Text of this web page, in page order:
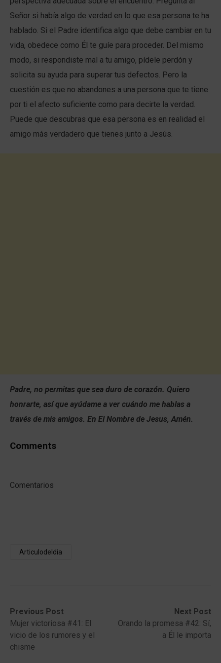
Señor si había algo de verdad en lo que esa persona te ha
hablado. Si el Padre identifica algo que debe cambiar en tu
vida, obedece como Él te guíe para proceder. Del mismo
modo, si respondiste mal a tu amigo, pídele perdón y
solicita su ayuda para superar tus defectos. Pero la
cuestión es que no abandones a una persona que te tiene
por ti el afecto suficiente como para decirte la verdad.
Puede que descubras que esa persona es en realidad el
amigo más verdadero que tienes junto a Jesús.
Padre, no permitas que sea duro de corazón. Quiero
honrarte, así que ayúdame a ver cuándo me hablas a
través de mis amigos. En El Nombre de Jesus, Amén.
Comments
Comentarios
Articulodeldia
Post
navigation
Previous Post
Previous
post:Mujer victoriosa #41: El
vicio de los rumores y el
chisme
Next Post
Next
post:
Orando la promesa #42: Sí,
a Él le importa